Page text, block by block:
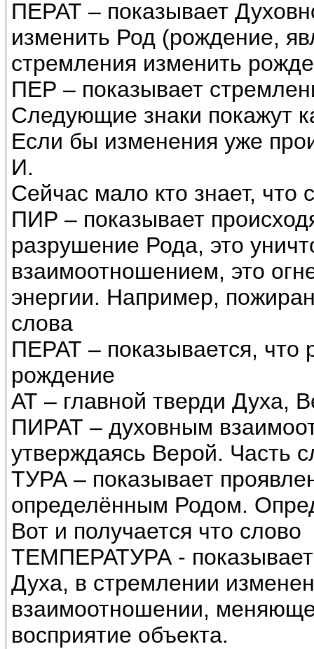
ПЕРАТ – показывает
изменить Род (рождение,
стремления изменить
ПЕР – показывает
Следующие знаки покажут
Если бы изменения уже
И.
Сейчас мало кто знает, что
ПИР – показывает
разрушение Рода, это
взаимоотношением, это
энергии. Например,
слова
ПЕРАТ – показывается, что
рождение
АТ – главной тверди Духа,
ПИРАТ – духовным
утверждаясь Верой. Часть
ТУРА – показывает
определённым Родом.
Вот и получается что слово
ТЕМПЕРАТУРА -
Духа, в стремлении
взаимоотношении,
восприятие объекта.